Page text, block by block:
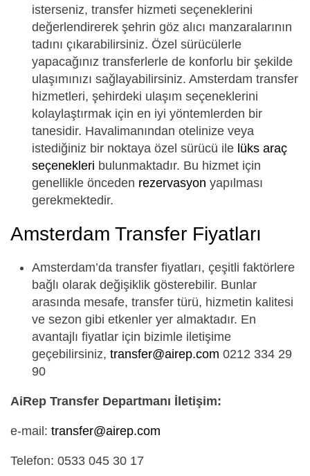
isterseniz, transfer hizmeti seçeneklerini
değerlendirerek şehrin göz alıcı manzaralarının
tadını çıkarabilirsiniz. Özel sürücülerle
yapacağınız transferlerle de konforlu bir şekilde
ulaşımınızı sağlayabilirsiniz. Amsterdam transfer
hizmetleri, şehirdeki ulaşım seçeneklerini
kolaylaştırmak için en iyi yöntemlerden bir
tanesidir. Havalimanından otelinize veya
istediğiniz bir noktaya özel sürücü ile lüks araç
seçenekleri bulunmaktadır. Bu hizmet için
genellikle önceden rezervasyon yapılması
gerekmektedir.
Amsterdam Transfer Fiyatları
Amsterdam’da transfer fiyatları, çeşitli faktörlere
bağlı olarak değişiklik gösterebilir. Bunlar
arasında mesafe, transfer türü, hizmetin kalitesi
ve sezon gibi etkenler yer almaktadır. En
avantajlı fiyatlar için bizimle iletişime
geçebilirsiniz, transfer@airep.com 0212 334 29
90
AiRep Transfer Departmanı İletişim:
e-mail: transfer@airep.com
Telefon: 0533 045 30 17